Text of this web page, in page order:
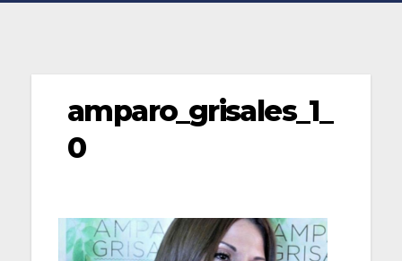
amparo_grisales_1_
0